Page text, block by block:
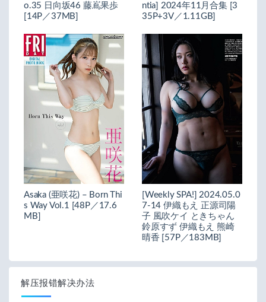
o.35 日向坂46 藤嶌果歩
[14P／37MB]
ntia] 2024年11月合集 [3
35P+3V／1.11GB]
Asaka (亜咲花) – Born Thi
s Way Vol.1 [48P／17.6
MB]
[Weekly SPA!] 2024.05.0
7-14 伊織もえ 正源司陽
子 風吹ケイ ときちゃん
鈴原すず 伊織もえ 熊崎
晴香 [57P／183MB]
解压报错解决办法